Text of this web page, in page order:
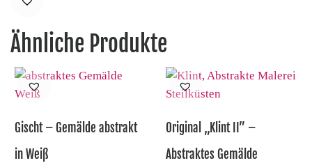
Ähnliche Produkte
Gischt – Gemälde abstrakt
in Weiß
Original „Klint II” –
Abstraktes Gemälde